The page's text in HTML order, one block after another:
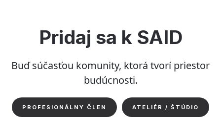
dizajnom
a
interiérovou
architektúrou?”
Pridaj sa k SAID
Buď súčasťou komunity, ktorá tvorí priestor
budúcnosti.
PROFESIONÁLNY ČLEN ATELIÉR / ŠTÚDIO